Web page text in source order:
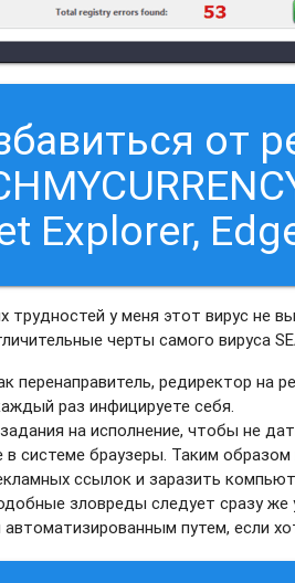
от
Explorer,
у меня этот вирус не
черты самого вируса
перенаправитель, редиректор на
раз инфицируете себя.
на исполнение, чтобы не
в системе браузеры. Таким
ссылок и заразить
зловреды следует сразу
путем, если